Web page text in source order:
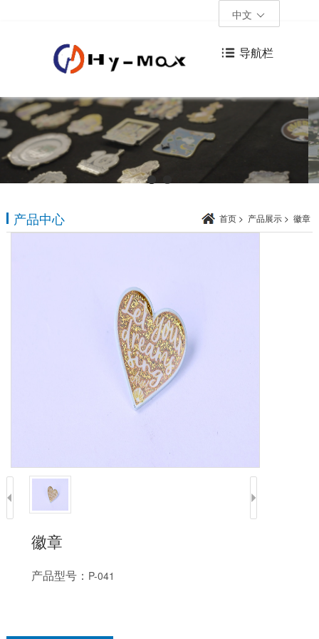
中文
导航栏
产品中心 首页 > 产品展示 > 徽章
徽章
产品型号： P-041